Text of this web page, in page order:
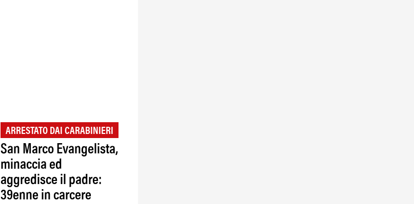
ARRESTATO DAI CARABINIERI
San Marco Evangelista,
minaccia ed
aggredisce il padre:
39enne in carcere